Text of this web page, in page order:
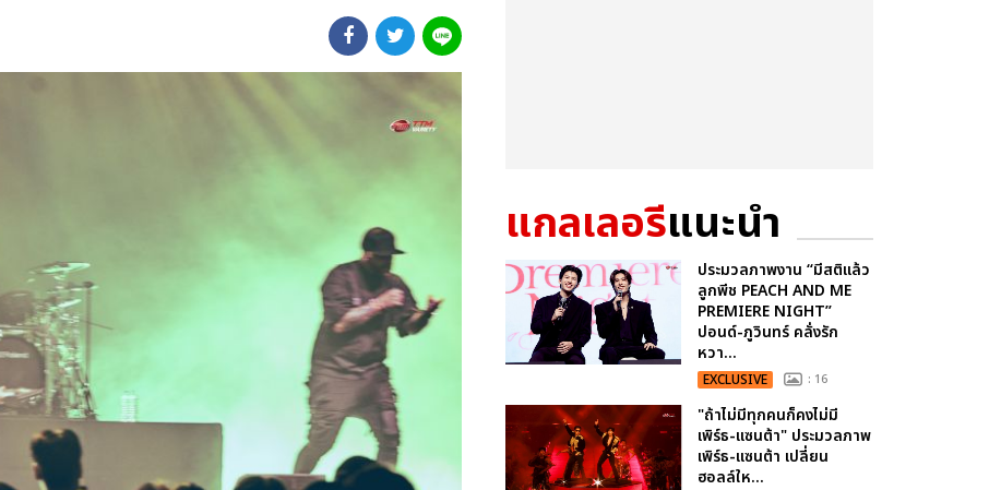
แกลเลอรีแนะนำ
ประมวลภาพงาน “มีสติแล้ว
ลูกพีช PEACH AND ME
PREMIERE NIGHT”
ปอนด์-ภูวินทร์ คลั่งรัก
หวา...
EXCLUSIVE : 16
"ถ้าไม่มีทุกคนก็คงไม่มี
เพิร์ธ-แซนต้า" ประมวลภาพ
เพิร์ธ-แซนต้า เปลี่ยน
ฮอลล์ให...